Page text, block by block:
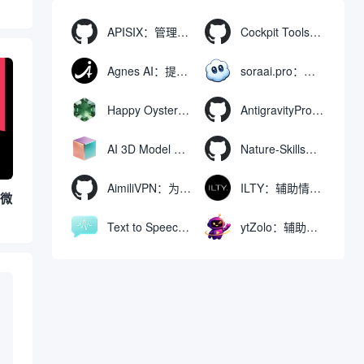
APISIX：管理和代理API及大模型流量的高性能网关 Cockpit Tools：管理多个AI编程IDE账号与配置多开独立实例的本地桌面应用
Agnes AI：提供全模态模型免费API、支持图文视频生成与复杂工程执行的智能体平台 soraai.pro：支持多模型文字转视频和图像生成的在线创作工具
Happy Oyster AI：生成可交互式3D虚拟世界与视频的大模型 AntigravityProxyLauncher：免TUN全局代理使用Antigravity IDE
AI 3D Model Generator：通过文本和图像快速生成3D模型的在线工具 Nature-Skills：辅助撰写学术论文和绘制科研图表的智能体插件
AimiliVPN：为Linux提供纯净出站家庭IP的VPN代理网关 ILTY：辅助情绪疏导与提供行动建议的AI陪伴工具
Text to Speech AI：支持多说话人与情感控制的文字转语音工具 ytZolo：辅助创建和优化YouTube视频内容的生成工具